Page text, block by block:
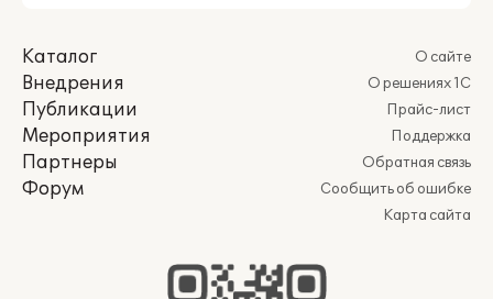
Каталог
Внедрения
Публикации
Мероприятия
Партнеры
Форум
О сайте
О решениях 1С
Прайс-лист
Поддержка
Обратная связь
Сообщить об ошибке
Карта сайта